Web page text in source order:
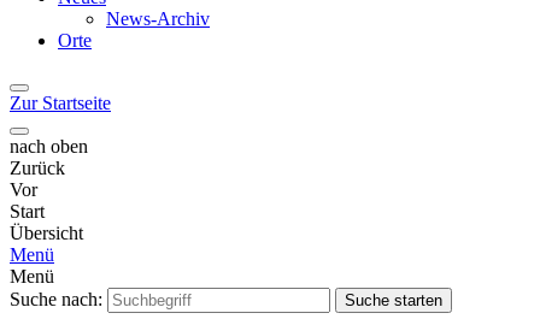
News-Archiv
Orte
Zur Startseite
nach oben
Zurück
Vor
Start
Übersicht
Menü
Menü
Suche nach:
Suche starten